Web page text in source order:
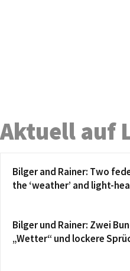
Aktuell auf
Bilger and Rainer: Two
the ‘weather’ and light-
Bilger und Rainer: Zwei
„Wetter“ und lockere